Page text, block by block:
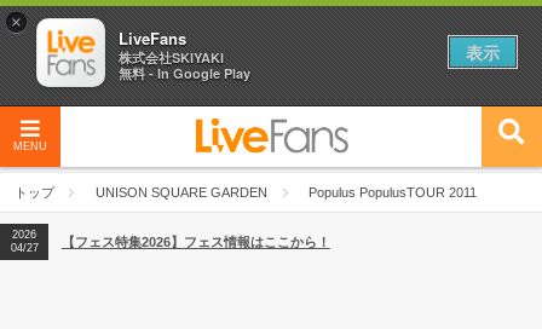
MENU
トップ UNISON SQUARE GARDEN Populus PopulusTOUR 2011
2026
04/27
2026
【ライブ動員ランキング】2026年上半期編発表！
2026
04/27
【フェス特集2026】フェス情報はここから！
×
LiveFans
株式会社SKIYAKI
無料 - In Google Play
表示